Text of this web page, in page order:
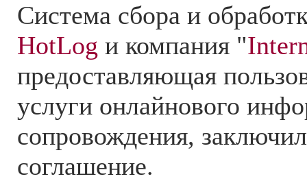
Система сбора и
HotLog и компания "
предоставляющая
услуги онлайнового
сопровождения,
соглашение.